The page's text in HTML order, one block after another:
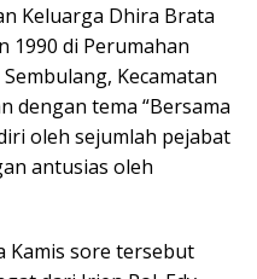
Keluarga Dhira Brata
1990 di Perumahan
Kecamatan
dengan tema “Bersama
oleh sejumlah pejabat
antusias oleh
Kamis sore tersebut